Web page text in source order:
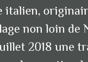
italien,
non loin de
2018 une